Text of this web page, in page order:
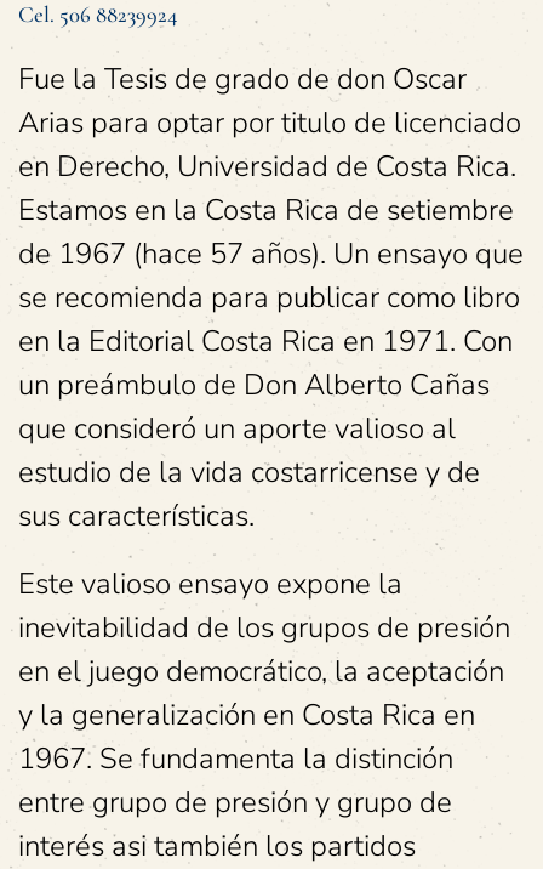
Cel. 506 88239924
Fue la Tesis de grado de don Oscar
Arias para optar por titulo de licenciado
en Derecho, Universidad de Costa Rica.
Estamos en la Costa Rica de setiembre
de 1967 (hace 57 años). Un ensayo que
se recomienda para publicar como libro
en la Editorial Costa Rica en 1971. Con
un preámbulo de Don Alberto Cañas
que consideró un aporte valioso al
estudio de la vida costarricense y de
sus características.
Este valioso ensayo expone la
inevitabilidad de los grupos de presión
en el juego democrático, la aceptación
y la generalización en Costa Rica en
1967. Se fundamenta la distinción
entre grupo de presión y grupo de
interés asi también los partidos